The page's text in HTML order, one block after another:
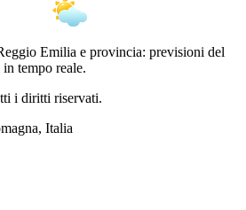
Emilia e provincia: previsioni del
tempo reale.
i diritti riservati.
Italia